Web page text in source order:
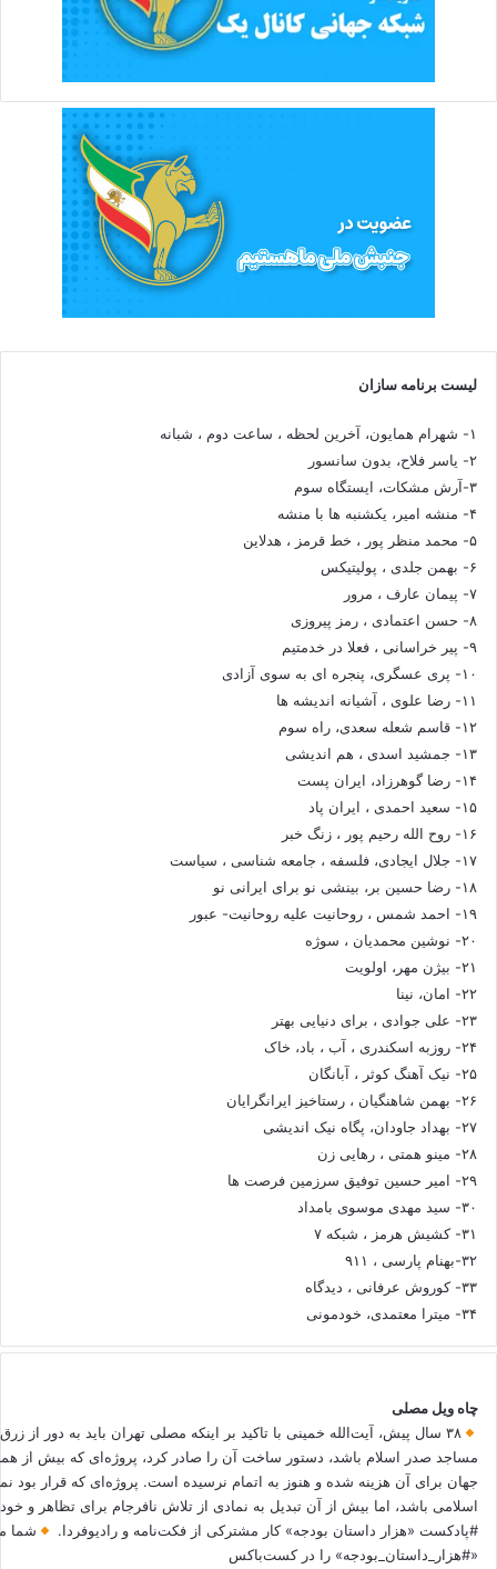
لیست برنامه سازان
۱- شهرام همایون، آخرین لحظه ، ساعت دوم ، شبانه
۲- یاسر فلاح، بدون سانسور
۳-آرش مشکات، ایستگاه سوم
۴- منشه امیر، یکشنبه ها با منشه
۵- محمد منظر پور ، خط قرمز ، هدلاین
۶- بهمن جلدی ، پولیتیکس
۷- پیمان عارف ، مرور
۸- حسن اعتمادی ، رمز پیروزی
۹- پیر خراسانی ، فعلا در خدمتیم
۱۰- پری عسگری، پنجره ای به سوی آزادی
۱۱- رضا علوی ، آشیانه اندیشه ها
۱۲- قاسم شعله سعدی، راه سوم
۱۳- جمشید اسدی ، هم اندیشی
۱۴- رضا گوهرزاد، ایران پست
۱۵- سعید احمدی ، ایران پاد
۱۶- روح الله رحیم پور ، زنگ خبر
۱۷- جلال ایجادی، فلسفه ، جامعه شناسی ، سیاست
۱۸- رضا حسین بر، بینشی نو برای ایرانی نو
۱۹- احمد شمس ، روحانیت علیه روحانیت- عبور
۲۰- نوشین محمدیان ، سوژه
۲۱- بیژن مهر، اولویت
۲۲- امان، نینا
۲۳- علی جوادی ، برای دنیایی بهتر
۲۴- روزبه اسکندری ، آب ، باد، خاک
۲۵- نیک آهنگ کوثر ، آبانگان
۲۶- بهمن شاهنگیان ، رستاخیز ایرانگرایان
۲۷- بهداد جاودان، پگاه نیک اندیشی
۲۸- مینو همتی ، رهایی زن
۲۹- امیر حسین توفیق سرزمین فرصت ها
۳۰- سید مهدی موسوی بامداد
۳۱- کشیش هرمز ، شبکه ۷
۳۲-بهنام پارسی ، ۹۱۱
۳۳- کوروش عرفانی ، دیدگاه
۳۴- میترا معتمدی، خودمونی
چاه ویل مصلی
۳۸ سال پیش، آیت‌الله خمینی با تاکید بر اینکه مصلی تهران باید به دور از
مساجد صدر اسلام باشد، دستور ساخت آن را صادر کرد، پروژه‌ای که بیش از
جهان برای آن هزینه شده و هنوز به اتمام نرسیده است. پروژه‌ای که قرار بود
اسلامی باشد، اما بیش از آن تبدیل به نمادی از تلاش نافرجام برای تظاهر و
#پادکست «هزار داستان بودجه» کار مشترکی از فکت‌نامه و رادیوفردا.
شما
«#هزار_داستان_بودجه» را در کست‌باکس